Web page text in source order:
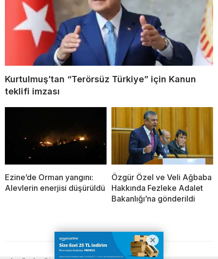
Kurtulmuş’tan “Terörsüz Türkiye” için Kanun
teklifi imzası
Ezine’de Orman yangını:
Alevlerin enerjisi düşürüldü
Özgür Özel ve Veli Ağbaba
Hakkında Fezleke Adalet
Bakanlığı’na gönderildi